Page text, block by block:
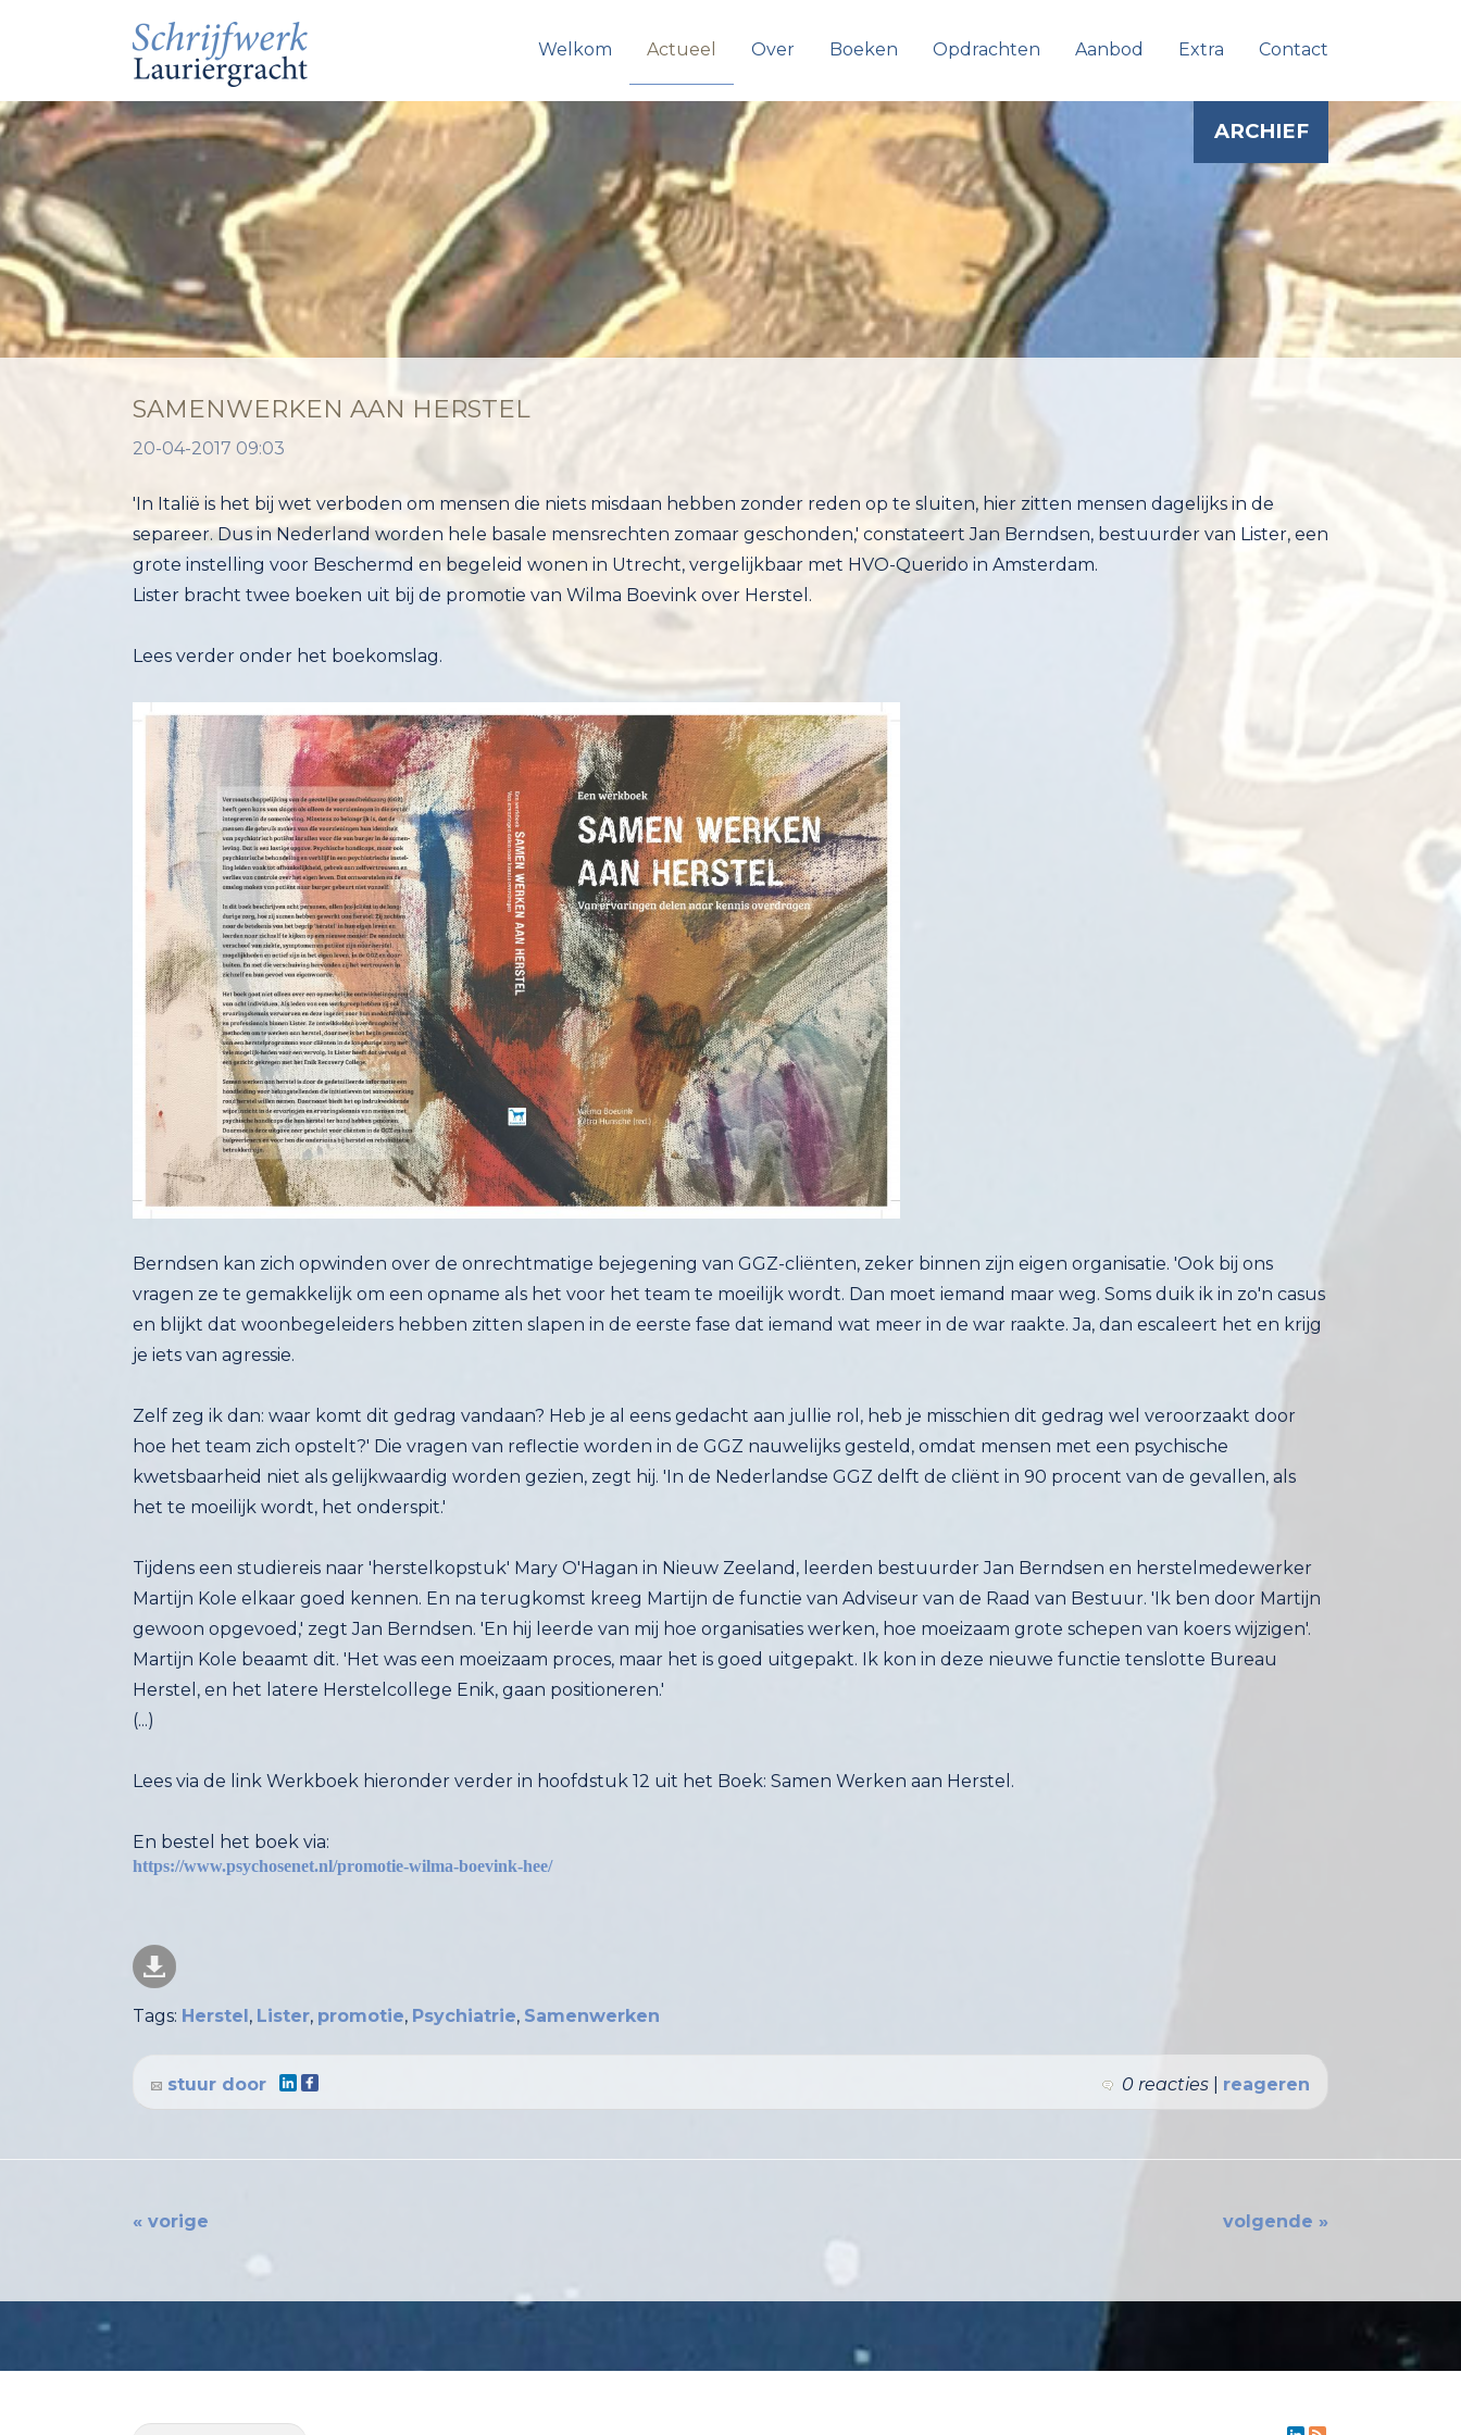
Welkom Actueel Over Boeken Opdrachten Aanbod Extra Contact
ARCHIEF
SAMENWERKEN AAN HERSTEL
20-04-2017 09:03
'In Italië is het bij wet verboden om mensen die niets misdaan hebben zonder reden op te sluiten, hier zitten mensen dagelijks in de
separeer. Dus in Nederland worden hele basale mensrechten zomaar geschonden,' constateert Jan Berndsen, bestuurder van Lister, een
grote instelling voor Beschermd en begeleid wonen in Utrecht, vergelijkbaar met HVO-Querido in Amsterdam.
Lister bracht twee boeken uit bij de promotie van Wilma Boevink over Herstel.
Lees verder onder het boekomslag.
Berndsen kan zich opwinden over de onrechtmatige bejegening van GGZ-cliënten, zeker binnen zijn eigen organisatie. 'Ook bij ons
vragen ze te gemakkelijk om een opname als het voor het team te moeilijk wordt. Dan moet iemand maar weg. Soms duik ik in zo'n casus
en blijkt dat woonbegeleiders hebben zitten slapen in de eerste fase dat iemand wat meer in de war raakte. Ja, dan escaleert het en krijg
je iets van agressie.
Zelf zeg ik dan: waar komt dit gedrag vandaan? Heb je al eens gedacht aan jullie rol, heb je misschien dit gedrag wel veroorzaakt door
hoe het team zich opstelt?' Die vragen van reflectie worden in de GGZ nauwelijks gesteld, omdat mensen met een psychische
kwetsbaarheid niet als gelijkwaardig worden gezien, zegt hij. 'In de Nederlandse GGZ delft de cliënt in 90 procent van de gevallen, als
het te moeilijk wordt, het onderspit.'
Tijdens een studiereis naar 'herstelkopstuk' Mary O'Hagan in Nieuw Zeeland, leerden bestuurder Jan Berndsen en herstelmedewerker
Martijn Kole elkaar goed kennen. En na terugkomst kreeg Martijn de functie van Adviseur van de Raad van Bestuur. 'Ik ben door Martijn
gewoon opgevoed,' zegt Jan Berndsen. 'En hij leerde van mij hoe organisaties werken, hoe moeizaam grote schepen van koers wijzigen'.
Martijn Kole beaamt dit. 'Het was een moeizaam proces, maar het is goed uitgepakt. Ik kon in deze nieuwe functie tenslotte Bureau
Herstel, en het latere Herstelcollege Enik, gaan positioneren.'
(...)
Lees via de link Werkboek hieronder verder in hoofdstuk 12 uit het Boek: Samen Werken aan Herstel.
En bestel het boek via:
https://www.psychosenet.nl/promotie-wilma-boevink-hee/
Tags: Herstel , Lister, promotie, Psychiatrie, Samenwerken
0 reacties reageren
stuur door
« vorige volgende »